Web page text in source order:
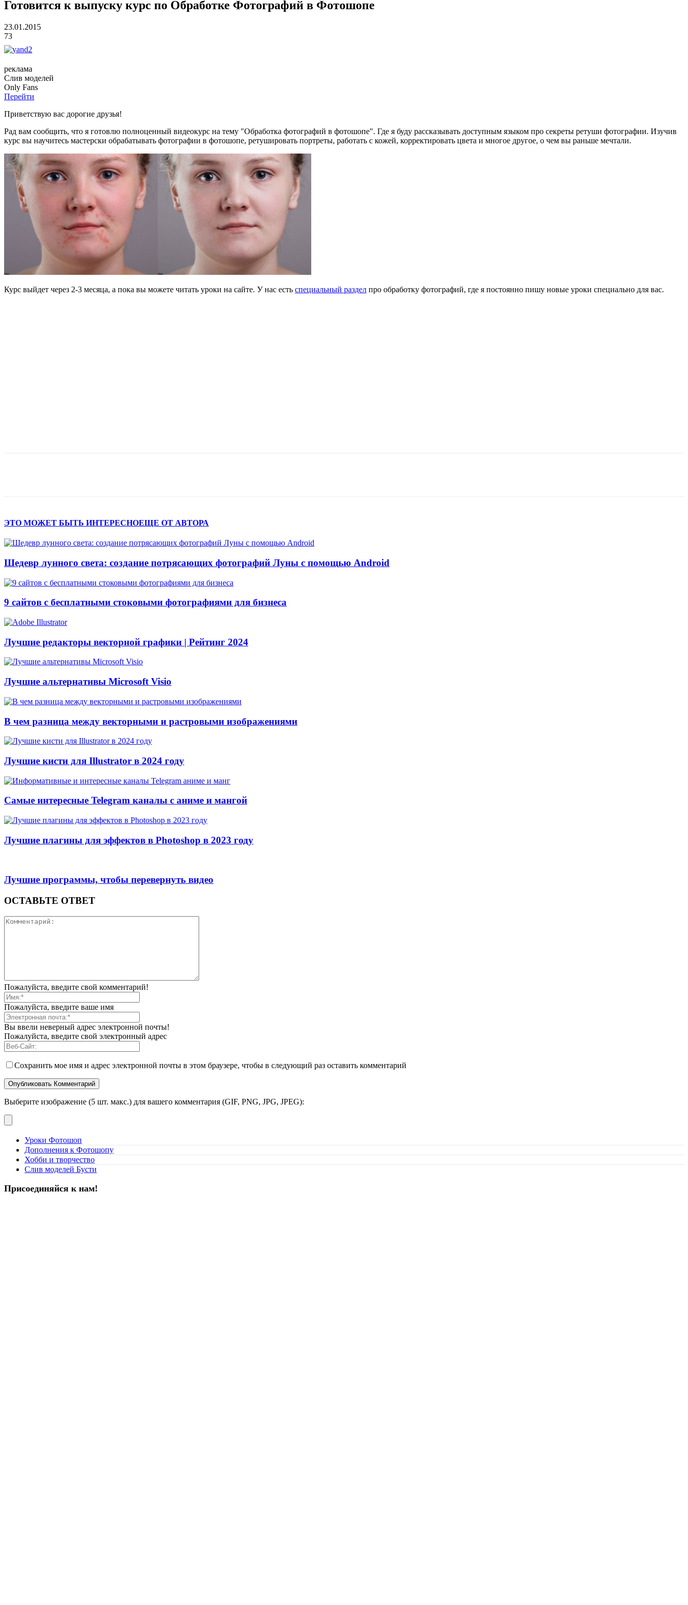
Готовится к выпуску курс по Обработке Фотографий в Фотошопе
23.01.2015
73
реклама
Слив моделей
Only Fans
Перейти
Приветствую вас дорогие друзья!
Рад вам сообщить, что я готовлю полноценный видеокурс на тему "Обработка фотографий в фотошопе". Где я буду рассказывать доступным языком про секреты ретуши фотографии. Изучив
курс вы научитесь мастерски обрабатывать фотографии в фотошопе, ретушировать портреты, работать с кожей, корректировать цвета и многое другое, о чем вы раньше мечтали.
Курс выйдет через 2-3 месяца, а пока вы можете читать уроки на сайте. У нас есть специальный раздел про обработку фотографий, где я постоянно пишу новые уроки специально для вас.
ЭТО МОЖЕТ БЫТЬ ИНТЕРЕСНОЕЩЕ ОТ АВТОРА
Шедевр лунного света: создание потрясающих фотографий Луны с помощью Android
9 сайтов с бесплатными стоковыми фотографиями для бизнеса
Лучшие редакторы векторной графики | Рейтинг 2024
Лучшие альтернативы Microsoft Visio
В чем разница между векторными и растровыми изображениями
Лучшие кисти для Illustrator в 2024 году
Самые интересные Telegram каналы с аниме и мангой
Лучшие плагины для эффектов в Photoshop в 2023 году
Лучшие программы, чтобы перевернуть видео
ОСТАВЬТЕ ОТВЕТ
Пожалуйста, введите свой комментарий!
Пожалуйста, введите ваше имя
Вы ввели неверный адрес электронной почты!
Пожалуйста, введите свой электронный адрес
Сохранить мое имя и адрес электронной почты в этом браузере, чтобы в следующий раз оставить комментарий
Выберите изображение (5 шт. макс.) для вашего комментария (GIF, PNG, JPG, JPEG):
Уроки Фотошоп
Дополнения к Фотошопу
Хобби и творчество
Слив моделей Бусти
Присоединяйся к нам!